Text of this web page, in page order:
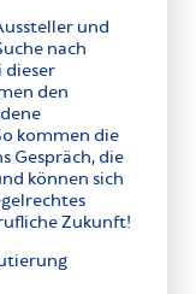
und
nach
dieser
den
kommen die
Gespräch, die
können sich
Zukunft!